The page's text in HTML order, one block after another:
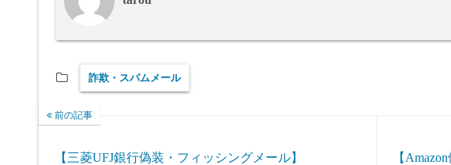
詐欺・スパムメール
前の記事
【三菱UFJ銀行偽装・フィッシングメール】
【